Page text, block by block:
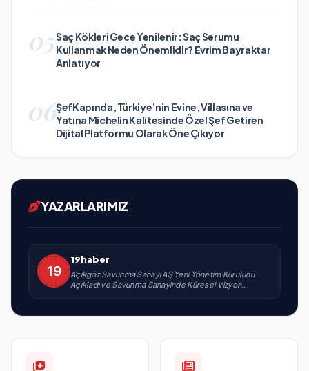
05Saç Kökleri Gece Yenilenir: Saç Serumu
Kullanmak Neden Önemlidir? Evrim Bayraktar
Anlatıyor
06ŞefKapında, Türkiye’nin Evine, Villasına ve
Yatına Michelin Kalitesinde Özel Şef Getiren
Dijital Platformu Olarak Öne Çıkıyor
YAZARLARIMIZ
19haber
Açıkgöz Savunma Sanayi AŞ Yeni Yönetim Kurulunu
Açıkladı ve Savunma Sanayinde Küresel Vizyon